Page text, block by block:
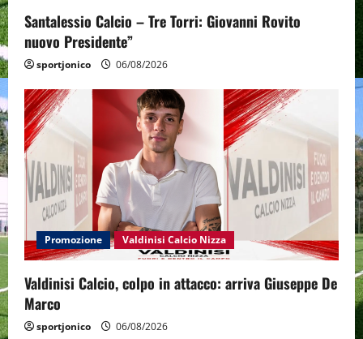
Santalessio Calcio – Tre Torri: Giovanni Rovito
nuovo Presidente”
sportjonico 06/08/2026
Promozione Valdinisi Calcio Nizza
Valdinisi Calcio, colpo in attacco: arriva Giuseppe De
Marco
sportjonico 06/08/2026